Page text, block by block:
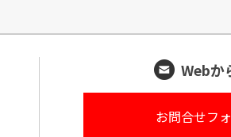
Webか
お問合せフ